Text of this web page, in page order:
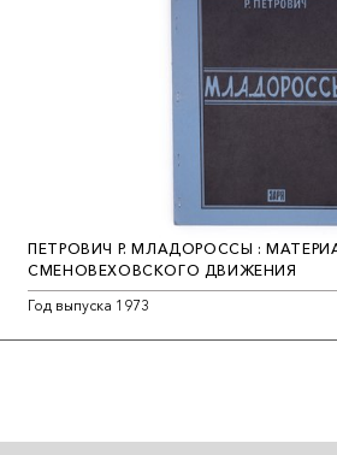
ПЕТРОВИЧ Р. МЛАДОРОССЫ :
СМЕНОВЕХОВСКОГО ДВИЖЕНИЯ
Год выпуска 1973